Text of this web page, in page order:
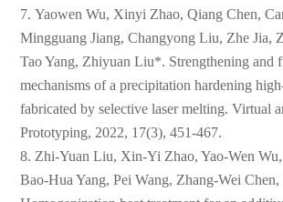
7. Yaowen Wu, Xinyi Zhao, Qiang Chen,
Mingguang Jiang, Changyong Liu, Zhe Jia,
Tao Yang, Zhiyuan Liu*. Strengthening and
mechanisms of a precipitation hardening
fabricated by selective laser melting. Virtual
Prototyping, 2022, 17(3), 451-467.
8. Zhi-Yuan Liu, Xin-Yi Zhao, Yao-Wen
Bao-Hua Yang, Pei Wang, Zhang-Wei